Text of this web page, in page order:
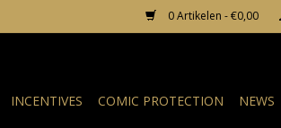
0 Artikelen - €0,00
INCENTIVES COMIC PROTECTION NEWS